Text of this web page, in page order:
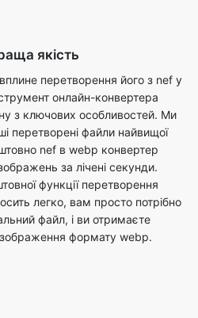
перетворення його з nef у
з ключових особливостей. Ми
перетворені файли найвищої
nef в webp конвертер
за лічені секунди.
функції перетворення
легко, вам просто потрібно
файл, і ви отримаєте
формату webp.